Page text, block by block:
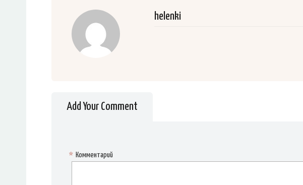
helenki
Add Your Comment
Комментарий
*